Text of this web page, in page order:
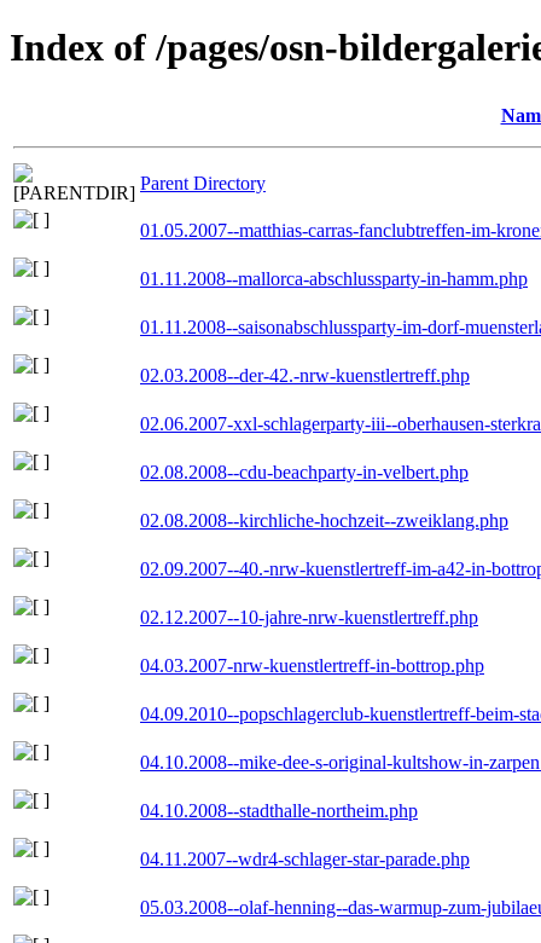
Index of /pages/osn-
Parent Directory
01.05.2007--matthias-carras-fanclubtreffen-im-
01.11.2008--mallorca-abschlussparty-in-hamm.php
01.11.2008--saisonabschlussparty-im-dorf-
02.03.2008--der-42.-nrw-kuenstlertreff.php
02.06.2007-xxl-schlagerparty-iii--oberhausen-
02.08.2008--cdu-beachparty-in-velbert.php
02.08.2008--kirchliche-hochzeit--zweiklang.php
02.09.2007--40.-nrw-kuenstlertreff-im-a42-in-
02.12.2007--10-jahre-nrw-kuenstlertreff.php
04.03.2007-nrw-kuenstlertreff-in-bottrop.php
04.09.2010--popschlagerclub-kuenstlertreff-beim-
04.10.2008--mike-dee-s-original-kultshow-in-
04.10.2008--stadthalle-northeim.php
04.11.2007--wdr4-schlager-star-parade.php
05.03.2008--olaf-henning--das-warmup-zum-